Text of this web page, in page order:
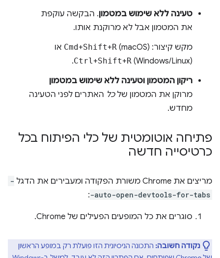
טעינה ללא שימוש במטמון. הבקשה עוקפת
את המטמון אבל לא מרוקנת אותו.
מקש קיצור:
Cmd+Shift+R (macOS) או
Ctrl+Shift+R (Windows/Linux).
ריקון המטמון וטעינה ללא שימוש במטמון
מרוקן את המטמון שלכל האתרים לפני הטעינה
מחדש.
פתיחה אוטומטית של כלי הפיתוח בכל
כרטיסייה חדשה
מריצים את Chrome משורת הפקודה ומעבירים את הדגל
-
-auto-open-devtools-for-tabs
:
סוגרים את כל המופעים הפעילים של Chrome.
נקודה חשובה: התכונה הניסיונית הזו פועלת רק במופע הראשון